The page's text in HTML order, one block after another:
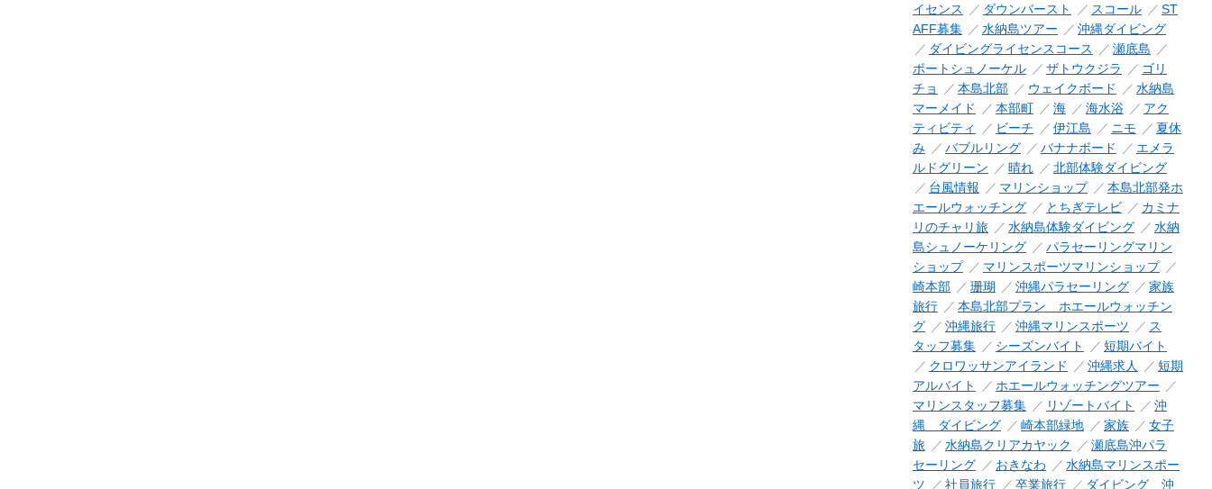
イセンス
ダウンバースト スコール
ST
AFF募集
水納島ツアー
沖縄ダイビング
ダイビングライセンスコース
瀬底島
ボートシュノーケル
ザトウクジラ
ゴリ
チョ
本島北部 ウェイクボード
水納島
マーメイド
本部町 海 海水浴
アク
ティビティ
ビーチ 伊江島 ニモ
夏休
み
バブルリング バナナボード
エメラ
ルドグリーン
晴れ
北部体験ダイビング
台風情報
マリンショップ
本島北部発ホ
エールウォッチング
とちぎテレビ
カミナ
リのチャリ旅
水納島体験ダイビング
水納
島シュノーケリング
パラセーリングマリン
ショップ
マリンスポーツマリンショップ
崎本部
珊瑚 沖縄パラセーリング
家族
旅行
本島北部プラン ホエールウォッチン
グ
沖縄旅行 沖縄マリンスポーツ
ス
タッフ募集
シーズンバイト
短期バイト
クロワッサンアイランド
沖縄求人
短期
アルバイト
ホエールウォッチングツアー
マリンスタッフ募集
リゾートバイト
沖
縄 ダイビング
崎本部緑地 家族
女子
旅
水納島クリアカヤック
瀬底島沖パラ
セーリング
おきなわ
水納島マリンスポー
ツ
社員旅行 卒業旅行 ダイビング 沖